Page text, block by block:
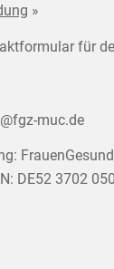
»
für
muc.de
3702 0500